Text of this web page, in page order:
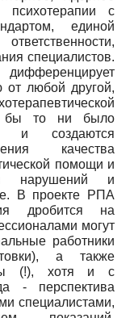
психотерапии с
единой
специалистов.
от любой другой,
бы то ни было
и создаются
качества
помощи и
нарушений и
В проекте РПА
дробится на
могут
работники
а также
(!), хотя и с
- перспектива
специалистами,